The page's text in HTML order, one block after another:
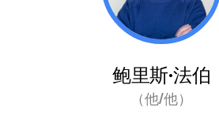
鲍里斯·法伯
（他/他）